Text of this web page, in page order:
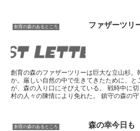
創育の森のあるところ ファザーツリ
創育の森のファザーツリーは巨大な立山杉。
か。厳しい自然の中で生きてきたために、と
が、森の入り口にそびえている。 戦時中に切
村の人々の陳情により免れた。 鎮守の森の
創育の森のあるところ 森の幸今日も